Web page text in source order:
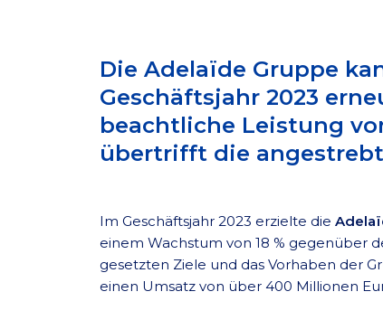
Die Adelaïde Gruppe
Geschäftsjahr 2023
beachtliche Leistung
übertrifft die
Im Geschäftsjahr 2023 erzielte die
einem Wachstum von 18 % gegenüber
gesetzten Ziele und das Vorhaben der
einen Umsatz von über 400 Millionen